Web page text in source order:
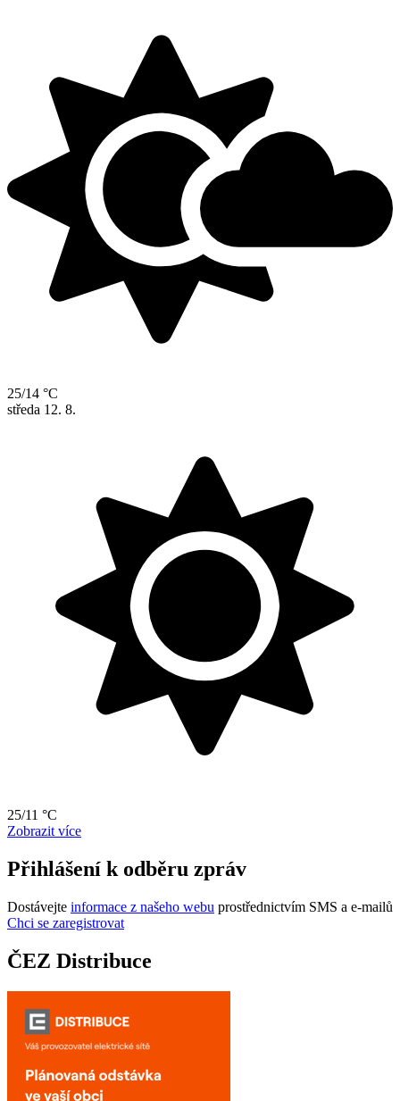
25/14 °C
středa 12. 8.
25/11 °C
Zobrazit více
Přihlášení k odběru zpráv
Dostávejte informace z našeho webu prostřednictvím SMS a e-mailů
Chci se zaregistrovat
ČEZ Distribuce